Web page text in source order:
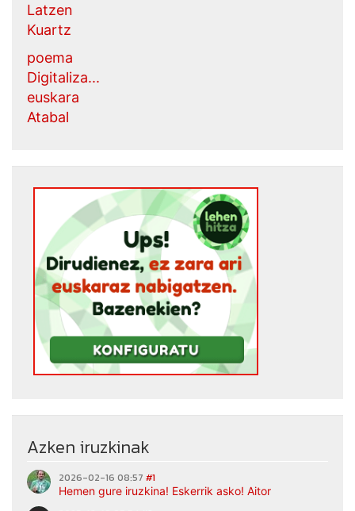
Latzen
Kuartz
poema
Digitaliza...
euskara
Atabal
Azken iruzkinak
2026-02-16 08:57 #1
Hemen gure iruzkina! Eskerrik asko! Aitor